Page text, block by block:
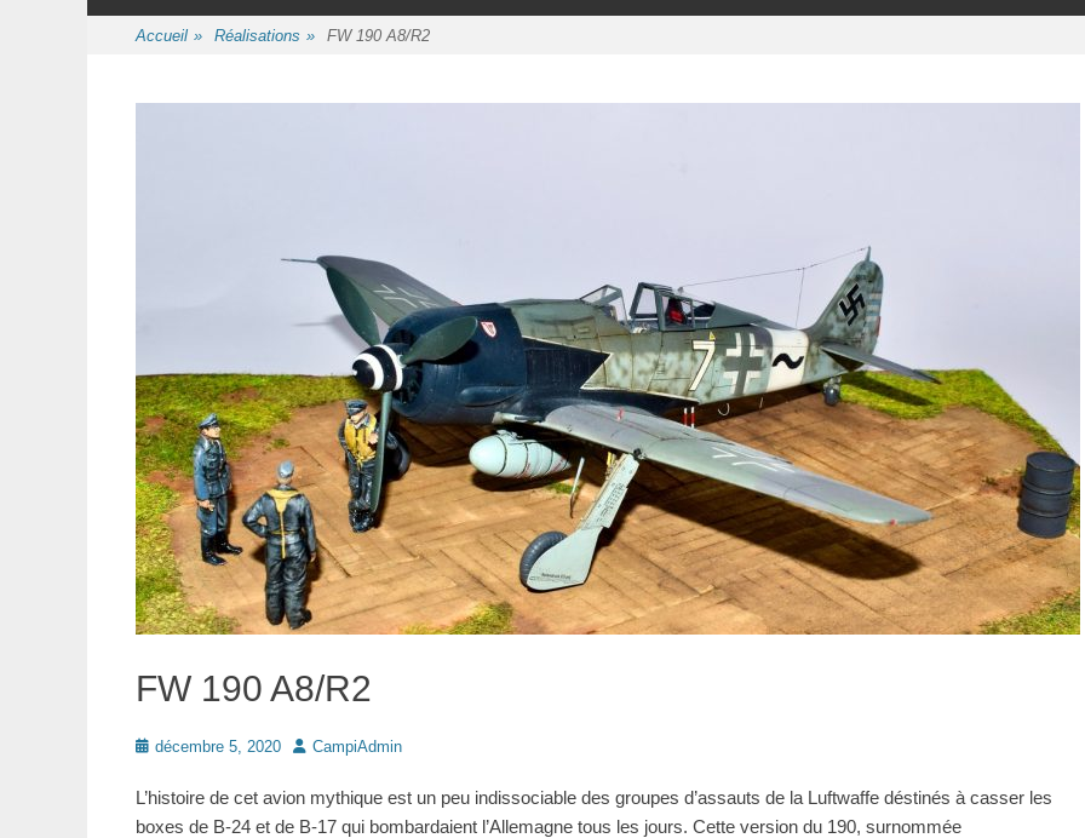
contenu
Accueil » Réalisations » FW 190 A8/R2
FW 190 A8/R2
Postédécembre 5, 2020 Auteur
CampiAdmin
L’histoire de cet avion mythique est un peu indissociable des groupes d’assauts de la Luftwaffe déstinés à casser les
boxes de B-24 et de B-17 qui bombardaient l’Allemagne tous les jours. Cette version du 190, surnommée